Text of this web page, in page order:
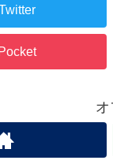
Pocket